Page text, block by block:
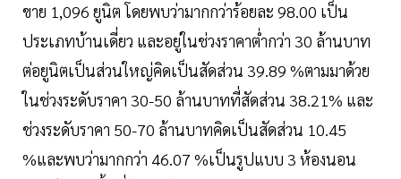
ขาย 1,096 ยูนิต โดยพบว่ามากกว่าร้อยละ 98.00 เป็น
ประเภทบ้านเดี่ยว และอยู่ในช่วงราคาต่ำกว่า 30 ล้านบาท
ต่อยูนิตเป็นส่วนใหญ่คิดเป็นสัดส่วน 39.89 %ตามมาด้วย
ในช่วงระดับราคา 30-50 ล้านบาทที่สัดส่วน 38.21% และ
ช่วงระดับราคา 50-70 ล้านบาทคิดเป็นสัดส่วน 10.45
%และพบว่ามากกว่า 46.07 %เป็นรูปแบบ 3 ห้องนอน